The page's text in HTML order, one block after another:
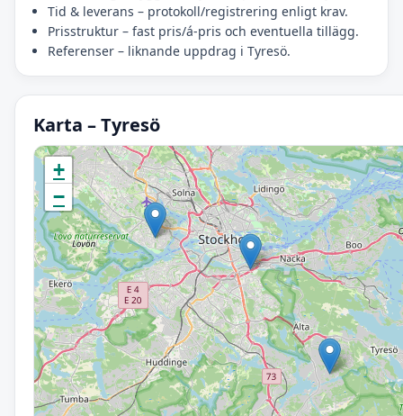
Tid & leverans – protokoll/registrering enligt krav.
Prisstruktur – fast pris/á-pris och eventuella tillägg.
Referenser – liknande uppdrag i Tyresö.
Karta – Tyresö
Initierar karta…
+
−